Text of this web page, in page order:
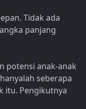
Tidak ada
panjang
potensi anak-anak
seberapa
itu. Pengikutnya